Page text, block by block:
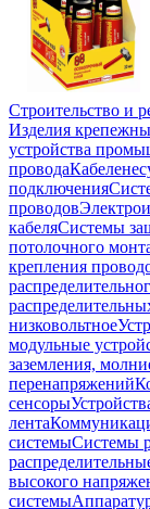
Строительство и
Изделия
устройства
провода
подключения
проводов
кабеляСистемы
потолочного
крепления
низковольтное
модульные
заземления,
перенапряжений
сенсоры
лента
системыСистемы
высокого
системы